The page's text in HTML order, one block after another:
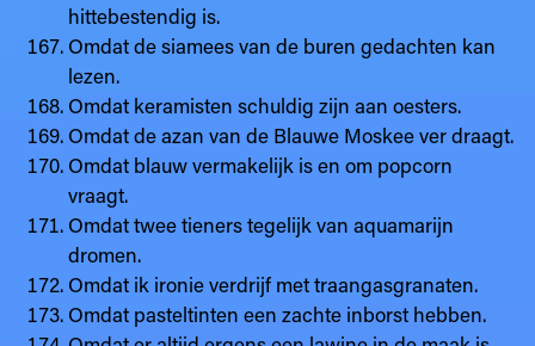
hittebestendig is.
Omdat de siamees van de buren gedachten kan
lezen.
Omdat keramisten schuldig zijn aan oesters.
Omdat de azan van de Blauwe Moskee ver draagt.
Omdat blauw vermakelijk is en om popcorn
vraagt.
Omdat twee tieners tegelijk van aquamarijn
dromen.
Omdat ik ironie verdrijf met traangasgranaten.
Omdat pasteltinten een zachte inborst hebben.